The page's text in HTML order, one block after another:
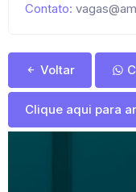
Contato:
Voltar
Clique aqui para